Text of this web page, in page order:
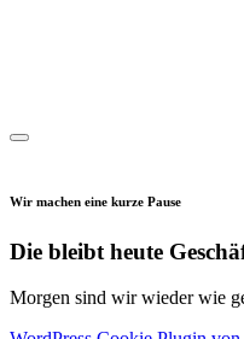
Wir machen eine kurze Pause
Die bleibt heute
Morgen sind wir wieder wie